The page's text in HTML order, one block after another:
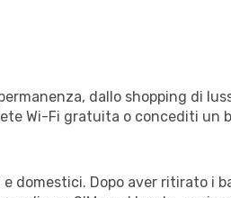
dallo shopping di
Wi-Fi gratuita o concediti un
domestici. Dopo aver ritirato i